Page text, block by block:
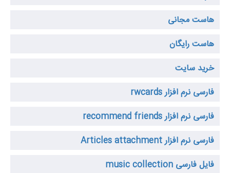
هاست مجانی
هاست رایگان
خرید سایت
فارسی نرم افزار rwcards
فارسی نرم افزار recommend friends
فارسی نرم افزار Articles attachment
فایل فارسی music collection